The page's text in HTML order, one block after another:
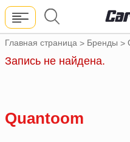
Главная страница > Бренды >
Запись не найдена.
Quantoom